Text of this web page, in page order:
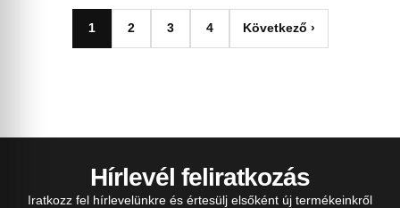
1 2 3 4 Következő ›
Hírlevél feliratkozás
Iratkozz fel hírlevelünkre és értesülj elsőként új termékeinkről